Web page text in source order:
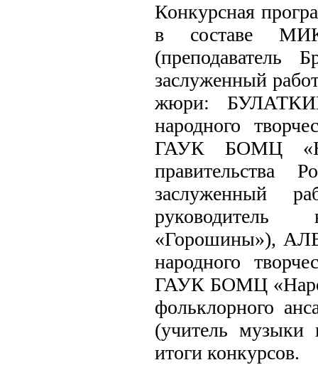
Конкурсная
в составе
(преподаватель
заслуженный
жюри:
народного
ГАУК БОМЦ
правительства
заслуженный
руководитель
«Горошины»),
народного
ГАУК БОМЦ
фольклорного
(учитель музыки
итоги конкурсов.